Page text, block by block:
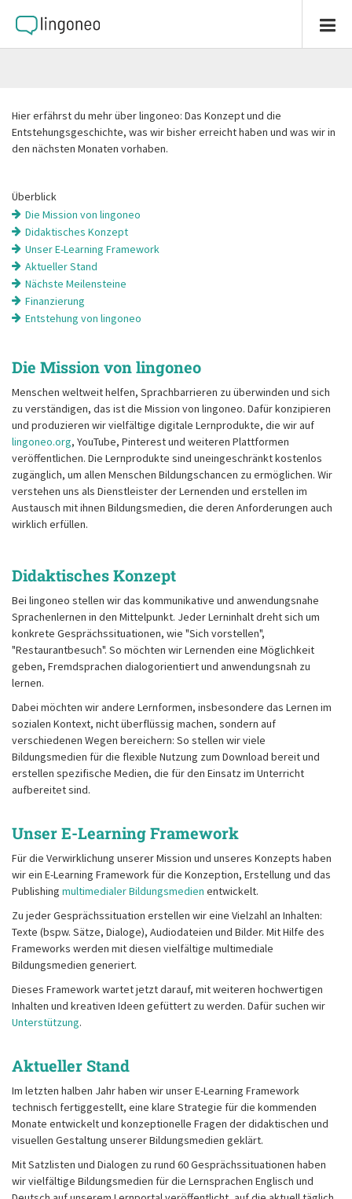
Hier erfährst du mehr über lingoneo: Das Konzept und die
Entstehungsgeschichte, was wir bisher erreicht haben und was wir in
den nächsten Monaten vorhaben.
Überblick
Die Mission von lingoneo
Didaktisches Konzept
Unser E-Learning Framework
Aktueller Stand
Nächste Meilensteine
Finanzierung
Entstehung von lingoneo
Die Mission von lingoneo
Menschen weltweit helfen, Sprachbarrieren zu überwinden und sich
zu verständigen, das ist die Mission von lingoneo. Dafür konzipieren
und produzieren wir vielfältige digitale Lernprodukte, die wir auf
lingoneo.org, YouTube, Pinterest und weiteren Plattformen
veröffentlichen. Die Lernprodukte sind uneingeschränkt kostenlos
zugänglich, um allen Menschen Bildungschancen zu ermöglichen. Wir
verstehen uns als Dienstleister der Lernenden und erstellen im
Austausch mit ihnen Bildungsmedien, die deren Anforderungen auch
wirklich erfüllen.
Didaktisches Konzept
Bei lingoneo stellen wir das kommunikative und anwendungsnahe
Sprachenlernen in den Mittelpunkt. Jeder Lerninhalt dreht sich um
konkrete Gesprächssituationen, wie "Sich vorstellen",
"Restaurantbesuch". So möchten wir Lernenden eine Möglichkeit
geben, Fremdsprachen dialogorientiert und anwendungsnah zu
lernen.
Dabei möchten wir andere Lernformen, insbesondere das Lernen im
sozialen Kontext, nicht überflüssig machen, sondern auf
verschiedenen Wegen bereichern: So stellen wir viele
Bildungsmedien für die flexible Nutzung zum Download bereit und
erstellen spezifische Medien, die für den Einsatz im Unterricht
aufbereitet sind.
Unser E-Learning Framework
Für die Verwirklichung unserer Mission und unseres Konzepts haben
wir ein E-Learning Framework für die Konzeption, Erstellung und das
Publishing multimedialer Bildungsmedien entwickelt.
Zu jeder Gesprächssituation erstellen wir eine Vielzahl an Inhalten:
Texte (bspw. Sätze, Dialoge), Audiodateien und Bilder. Mit Hilfe des
Frameworks werden mit diesen vielfältige multimediale
Bildungsmedien generiert.
Dieses Framework wartet jetzt darauf, mit weiteren hochwertigen
Inhalten und kreativen Ideen gefüttert zu werden. Dafür suchen wir
Unterstützung.
Aktueller Stand
Im letzten halben Jahr haben wir unser E-Learning Framework
technisch fertiggestellt, eine klare Strategie für die kommenden
Monate entwickelt und konzeptionelle Fragen der didaktischen und
visuellen Gestaltung unserer Bildungsmedien geklärt.
Mit Satzlisten und Dialogen zu rund 60 Gesprächssituationen haben
wir vielfältige Bildungsmedien für die Lernsprachen Englisch und